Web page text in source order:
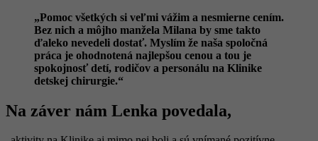
„Pomoc všetkých si veľmi vážim a nesmierne cením.
Bez nich a môjho manžela Milana by sme takto
ďaleko nevedeli dostať. Myslím že naša spoločná
práca je ohodnotená najlepšou cenou a tou je
spokojnosť detí, rodičov a personálu na Klinike
detskej chirurgie.“
Na záver nám Lenka povedala,